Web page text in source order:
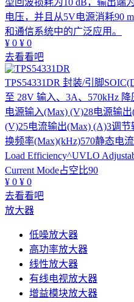
型回波损耗为10 dB，输出端
电压，并且从5V电源消耗90
和通信系统中的广泛应用。
¥ 0 ¥ 0
去看看吧
TPS54331DR 封装/引脚
至 28V 输入、3A、570kHz
电源输入(Max) (V)28电源输
(V)25电流输出(Max) (A)3调
换频率(Max)(kHz)570静态电
Load Efficiency^UVLO
Current Mode占空比90
¥ 0 ¥ 0
去看看吧
放大器
低噪放大器
高功率放大器
线性放大器
有线电视放大器
增益模块放大器